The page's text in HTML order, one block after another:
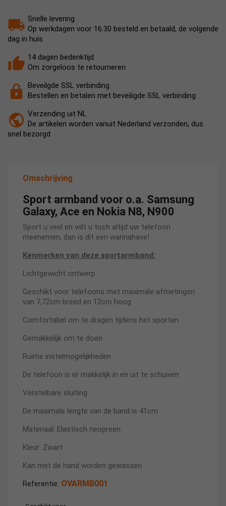
Snelle levering
Op werkdagen voor 16:30 besteld en betaald, de volgende
dag in huis
14 dagen bedenktijd
Om zorgeloos te retourneren
Beveilgde SSL verbinding
Bestellen en betalen met beveiligde SSL verbinding
Verzending uit NL
De artikelen worden vanuit Nederland verzonden, dus
snel bezorgd
Omschrijving
Sport armband voor o.a. Samsung
Galaxy, Ace en Nokia N8, N900
Sport u veel en wilt u toch altijd uw telefoon
meenemen, dan is dit een wannahave!
Kenmerken van deze sportarmband:
Lichtgewicht ontwerp
Geschikt voor telefoons met maximale afmetingen
van 7,72cm breed en 12cm hoog
Comfortabel om te dragen tijdens het sporten
Gemakkelijk om te doen
Ruime instelmogelijkheden
De telefoon is er makkelijk in en uit te schuiven
Verstelbare sluiting
De maximale lengte van de band is 41cm
Materiaal: Elastisch neopreen
Kleur: Zwart
Kan met de hand worden gewassen
Referentie: OVARMB001